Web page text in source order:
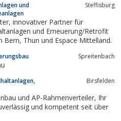
mit Komponenten für die
sowie die...
und
Steffisburg
für
für Industrieanlagen im Raum Bern, Thun und Espace Mittelland.
Spreitenbach
Birsfelden
und kompetent seit über